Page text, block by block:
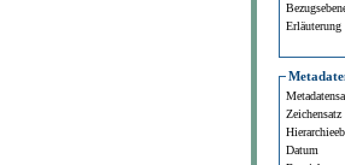
Erläuterung
Zeichensatz
Datum